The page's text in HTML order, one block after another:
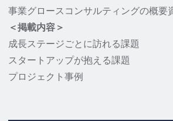
事業グロースコンサルティングの概要
＜掲載内容＞
成長ステージごとに訪れる課題
スタートアップが抱える課題
プロジェクト事例